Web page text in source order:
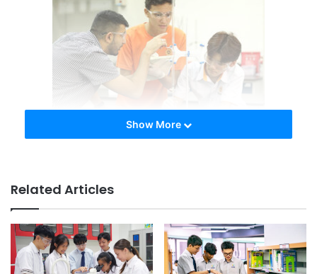
基本资料
成立年份：2017
现任校长：Craig Gerow
Craig Gerow校长拥有加拿大 Wilfrid Laurier 大学的文学学士
（荣誉）学位，以及加拿大多伦多大学的教育学士和教育硕士
Show More
Related Articles